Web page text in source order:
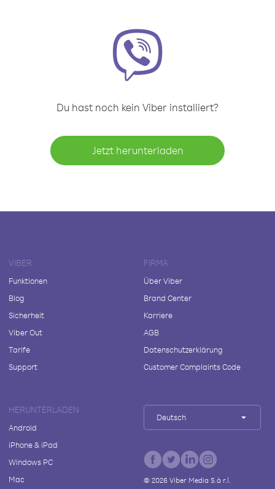
Du hast noch kein Viber installiert?
Jetzt herunterladen
VIBER
Funktionen
Blog
Sicherheit
Viber Out
Tarife
Support
FIRMA
Über Viber
Brand Center
Karriere
AGB
Datenschutzerklärung
Customer Complaints Code
HERUNTERLADEN
Android
iPhone & iPad
Windows PC
Mac
Deutsch
© 2026Viber Media S.à r.l.